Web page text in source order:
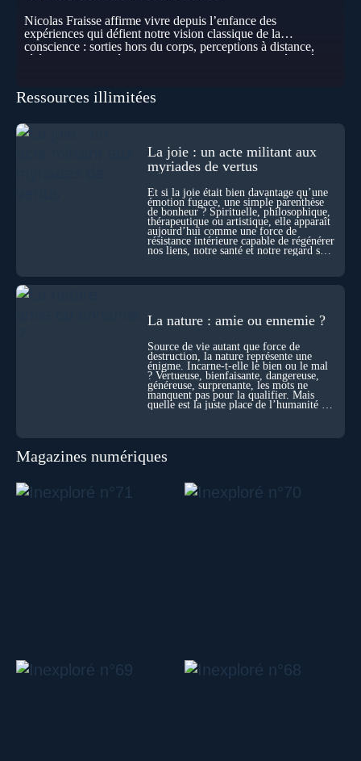
Nicolas Fraisse affirme vivre depuis l’enfance des
expériences qui défient notre vision classique de la
conscience : sorties hors du corps, perceptions à distance,
télépathie spontanée… Comment accueillir ces phénomènes
les pensées d’autrui ? Que deviennent l’espace, le temps… et
disparaître ? Au fil de cet échange, Nicolas raconte ses
expériences les plus troublantes : visions vérifiées,
explorations du cosmos, présence d’autres consciences
durant ses sorties, protocoles scientifiques… et toujours, cette
sensation étrange d’être relié à bien plus vaste que lui-même
! Sommes-nous à l’aube d’une révolution de la conscience ?
Sans doute. Mais encore faut-il accepter d’explorer ces
territoires avec lucidité, et rigueur…
Ressources illimitées
La joie : un acte militant aux
myriades de vertus
Et si la joie était bien davantage qu’une
émotion fugace, une simple parenthèse
de bonheur ? Spirituelle, philosophique,
thérapeutique ou artistique, elle apparaît
aujourd’hui comme une force de
résistance intérieure capable de régénérer
nos liens, notre santé et notre regard sur
La nature : amie ou ennemie ?
Source de vie autant que force de
destruction, la nature représente une
énigme. Incarne-t-elle le bien ou le mal
? Vertueuse, bienfaisante, dangereuse,
généreuse, surprenante, les mots ne
manquent pas pour la qualifier. Mais
quelle est la juste place de l’humanité au
Magazines numériques